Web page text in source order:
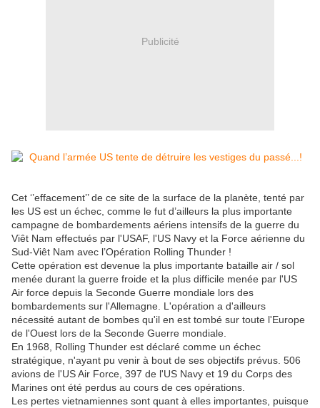
Publicité
Cet ‘’effacement’’ de ce site de la surface de la planète, tenté par
les US est un échec, comme le fut d’ailleurs la plus importante
campagne de bombardements aériens intensifs de la guerre du
Viêt Nam effectués par l'USAF, l'US Navy et la Force aérienne du
Sud-Viêt Nam avec l’Opération Rolling Thunder !
Cette opération est devenue la plus importante bataille air / sol
menée durant la guerre froide et la plus difficile menée par l'US
Air force depuis la Seconde Guerre mondiale lors des
bombardements sur l'Allemagne. L'opération a d'ailleurs
nécessité autant de bombes qu'il en est tombé sur toute l'Europe
de l'Ouest lors de la Seconde Guerre mondiale.
En 1968, Rolling Thunder est déclaré comme un échec
stratégique, n'ayant pu venir à bout de ses objectifs prévus. 506
avions de l'US Air Force, 397 de l'US Navy et 19 du Corps des
Marines ont été perdus au cours de ces opérations.
Les pertes vietnamiennes sont quant à elles importantes, puisque